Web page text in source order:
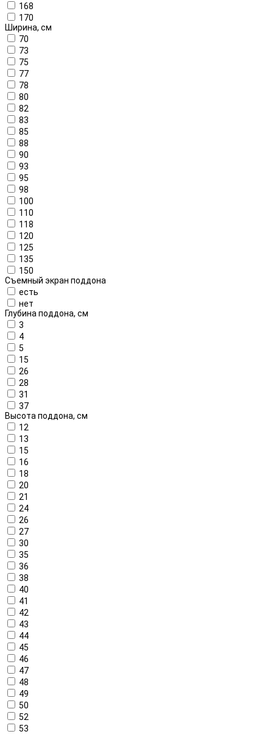
168
170
Ширина, см
70
73
75
77
78
80
82
83
85
88
90
93
95
98
100
110
118
120
125
135
150
Съемный экран поддона
есть
нет
Глубина поддона, см
3
4
5
15
26
28
31
37
Высота поддона, см
12
13
15
16
18
20
21
24
26
27
30
35
36
38
40
41
42
43
44
45
46
47
48
49
50
52
53